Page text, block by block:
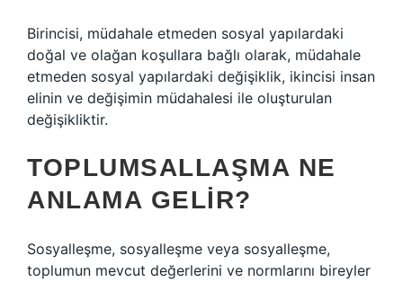
Birincisi, müdahale etmeden sosyal yapılardaki
doğal ve olağan koşullara bağlı olarak, müdahale
etmeden sosyal yapılardaki değişiklik, ikincisi insan
elinin ve değişimin müdahalesi ile oluşturulan
değişikliktir.
TOPLUMSALLAŞMA NE
ANLAMA GELIR?
Sosyalleşme, sosyalleşme veya sosyalleşme,
toplumun mevcut değerlerini ve normlarını bireyler